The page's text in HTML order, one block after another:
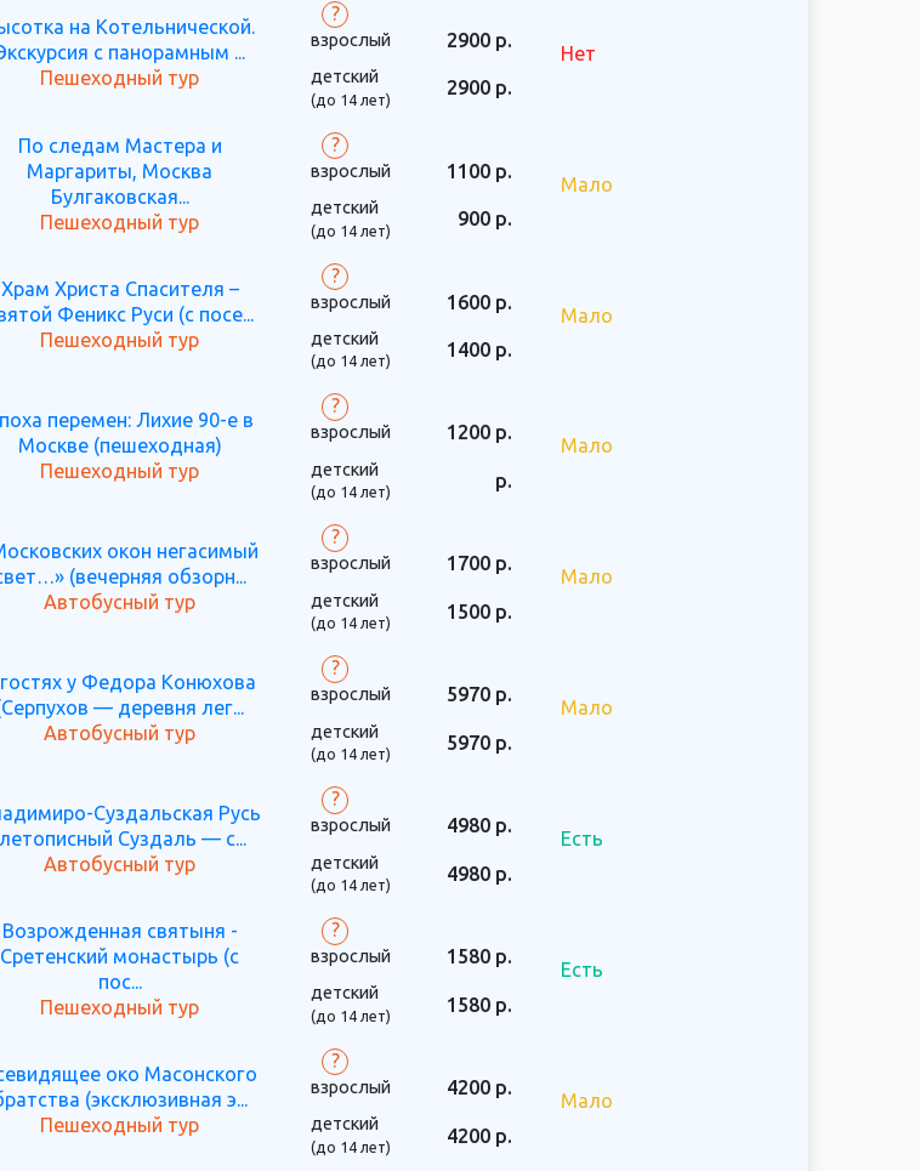
на Котельнической.
с панорамным ...
Пешеходный тур
?
взрослый 2900 р.
детский
(до 14 лет)
2900 р.
Нет
По следам Мастера и
Маргариты, Москва
Булгаковская...
Пешеходный тур
?
взрослый 1100 р.
детский
(до 14 лет)
900 р.
Мало
Храм Христа Спасителя –
Феникс Руси (с посе...
Пешеходный тур
?
взрослый 1600 р.
детский
(до 14 лет)
1400 р.
Мало
перемен: Лихие 90-е в
Москве (пешеходная)
Пешеходный тур
?
взрослый 1200 р.
детский
(до 14 лет)
р.
Мало
окон негасимый
(вечерняя обзорн...
Автобусный тур
?
взрослый 1700 р.
детский
(до 14 лет)
1500 р.
Мало
у Федора Конюхова
— деревня лег...
Автобусный тур
?
взрослый 5970 р.
детский
(до 14 лет)
5970 р.
Мало
Суздальская Русь
Суздаль — с...
Автобусный тур
?
взрослый 4980 р.
детский
(до 14 лет)
4980 р.
Есть
Возрожденная святыня -
Сретенский монастырь (с
пос...
Пешеходный тур
?
взрослый 1580 р.
детский
(до 14 лет)
1580 р.
Есть
око Масонского
(эксклюзивная э...
Пешеходный тур
?
взрослый 4200 р.
детский
(до 14 лет)
4200 р.
Мало